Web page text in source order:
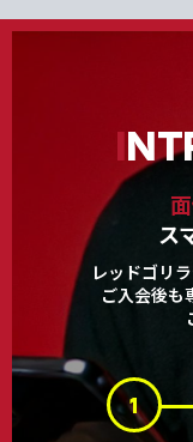
I
ス
レッドゴリ
ご入会後も
1